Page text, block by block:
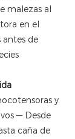
malezas al
en el
antes de
y
— Desde
caña de